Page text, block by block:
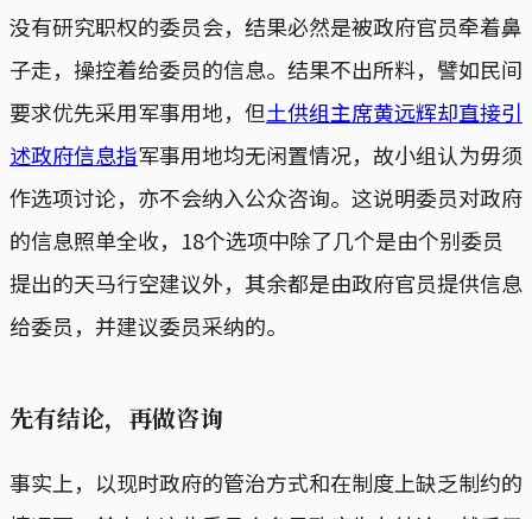
没有研究职权的委员会，结果必然是被政府官员牵着鼻
子走，操控着给委员的信息。结果不出所料，譬如民间
要求优先采用军事用地，但土供组主席黄远辉却直接引
述政府信息指军事用地均无闲置情况，故小组认为毋须
作选项讨论，亦不会纳入公众咨询。这说明委员对政府
的信息照单全收，18个选项中除了几个是由个别委员
提出的天马行空建议外，其余都是由政府官员提供信息
给委员，并建议委员采纳的。
先有结论，再做咨询
事实上，以现时政府的管治方式和在制度上缺乏制约的